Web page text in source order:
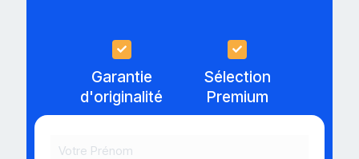
Garantie
d'originalité
Sélection
Premium